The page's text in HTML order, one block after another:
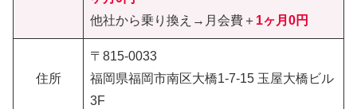
他社から乗り換え→月会費＋ 1ヶ月0円
住所
〒815-0033
福岡県福岡市南区大橋1-7-15 玉屋大橋ビル
3F